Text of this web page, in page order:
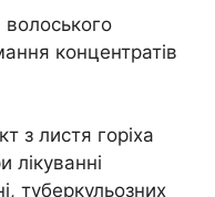
волоського
концентратів
з листя горіха
лікуванні
туберкульозних